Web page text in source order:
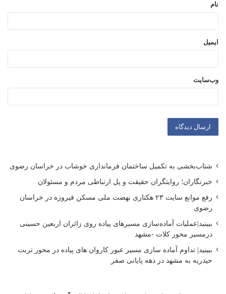
نام
ایمیل
وب‌سایت
شتاب‌بخشی به تکمیل ساختمان فرمانداری خوشاب در خراسان رضوی
خبرنگاران؛ روایتگران حقیقت و پل ارتباطی مردم و مسئولان
رفع موانع سایت ۲۳ هکتاری نهضت ملی مسکن فیروزه در خراسان
رضوی
ببینید|عملیات آماده‌سازی مسیرهای پیاده روی زائران اربعین حسینی
درمسیر محور کلات -مشهد
ببینید| تداوم آماده سازی مسیر عبور کاروان های پیاده در محور تربت
حیدریه به مشهد در دهه پایانی صفر